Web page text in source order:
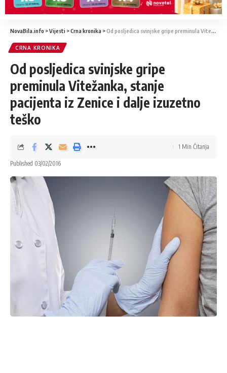
NovaBila.info >Vijesti >Crna kronika >Od posljedica svinjske gripe preminula Vitežanka, stanje pacijenta iz Zenice i dalje izuzetno teško
CRNA KRONIKA
Od posljedica svinjske gripe
preminula Vitežanka, stanje
pacijenta iz Zenice i dalje izuzetno
teško
Published 03/02/2016
1 Min Čitanja